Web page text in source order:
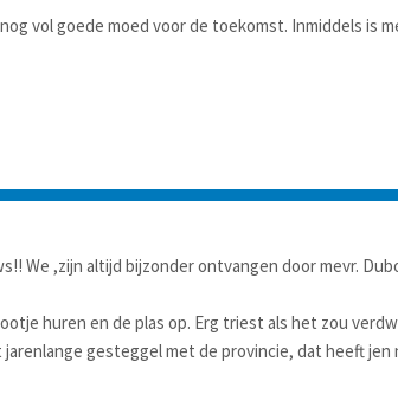
vol goede moed voor de toekomst. Inmiddels is
We ,zijn altijd bijzonder ontvangen door mevr.
huren en de plas op. Erg triest als het zou
jarenlange gesteggel met de provincie, dat heeft